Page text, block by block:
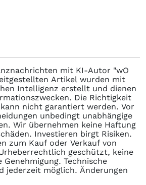
mit KI-Autor "wO
Artikel wurden mit
Intelligenz erstellt und dienen
Die Richtigkeit
nicht garantiert werden. Vor
unbedingt unabhängige
Wir übernehmen keine Haftung
Investieren birgt Risiken.
zum Kauf oder Verkauf von
geschützt, keine
Technische
jederzeit möglich. Änderungen